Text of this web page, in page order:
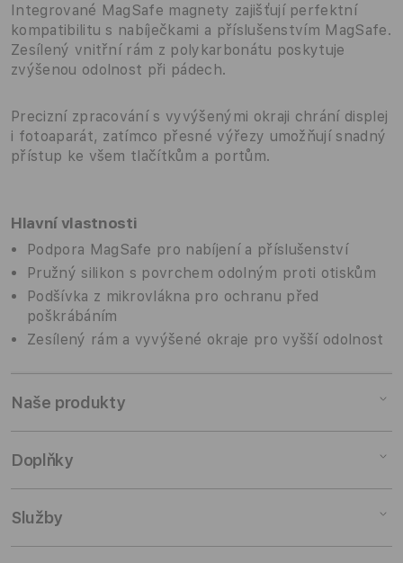
Integrované MagSafe magnety zajišťují perfektní
kompatibilitu s nabíječkami a příslušenstvím MagSafe.
Zesílený vnitřní rám z polykarbonátu poskytuje
zvýšenou odolnost při pádech.
Precizní zpracování s vyvýšenými okraji chrání displej
i fotoaparát, zatímco přesné výřezy umožňují snadný
přístup ke všem tlačítkům a portům.
Hlavní vlastnosti
Podpora MagSafe pro nabíjení a příslušenství
Pružný silikon s povrchem odolným proti otiskům
Podšívka z mikrovlákna pro ochranu před
poškrábáním
Zesílený rám a vyvýšené okraje pro vyšší odolnost
Naše produkty
iPhone
Doplňky
Doplňky pro Mac
Služby